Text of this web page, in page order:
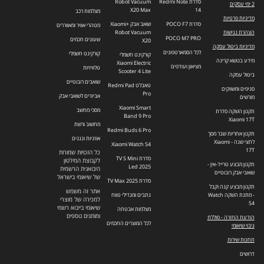
2 ימי עסקים
מדיניות פרטיות
הצהרת נגישות
מדיניות ביטול עסקה
מידע בנושא קרינה
ביטול עסקה
סניפים ומשווקים
מורשים
תקנון השקה סדרת
Xiaomi 17T
תקנון אחריות שבר מסך
לחצי שנה - Xiaomi
17T
תקנון מבצע טרייד-אין -
שואבי אבק רובוטיים
תקנון מבצע קנה וקבל
- מתנת השקה Watch
S4
הודעת החזרה - סוללת
גיבוי שיאומי
תחנות שירות
דרושים
14
סדרת POCO F7
POCO M7 PRO
לכל הסמארטפונים
מציאון ועודפים
X20 Max
שואב אבק +Xiaomi
Robot Vacuum
X20
קורקינט חשמלי
Xiaomi Electric
Scooter 4 Lite
טאבלט Redmi Pad
Pro
Xiaomi Smart
Band 9 Pro
Redmi Buds 6 Pro
Xiaomi Watch S4
סדרת TV S Mini
Led 2025
סדרת TV Max 2025
נתבים ומגדילי טווח
מצלמות אבטחה
לכל המוצרים החכמים
מצלמות רכב
מטהרי אוויר ומאווררים
שעונים חכמים
קורקינט חשמלי
טלוויזיות
שואבים רובוטיים
אביזרים לשואבי אבק
מסכי מחשב
מחשוב ורשת
אוזניות ונגנים
כל הזכויות שמורות
לקבוצת המילטון
היבואנית הרשמית
של שיאומי בישראל
אתר זה משמש
למכירה של מוצרי
שיאומי בייבוא רשמי
ומותגים נוספים